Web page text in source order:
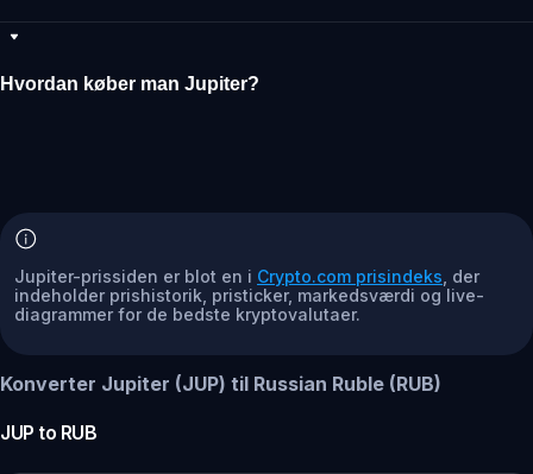
Hvordan køber man Jupiter?
Jupiter-prissiden er blot en i Crypto.com prisindeks , der
indeholder prishistorik, pristicker, markedsværdi og live-
diagrammer for de bedste kryptovalutaer.
Konverter Jupiter (JUP) til Russian Ruble (RUB)
JUP to RUB